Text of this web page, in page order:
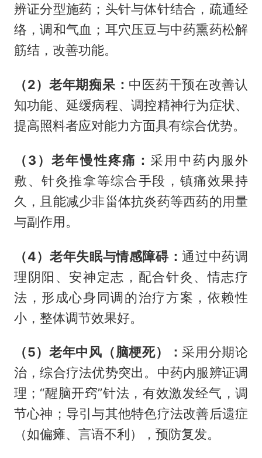
辨证分型施药；头针与体针结合，疏通经
络，调和气血；耳穴压豆与中药熏药松解
筋结，改善功能。
（2）老年期痴呆： 中医药干预在改善认
知功能、延缓病程、调控精神行为症状、
提高照料者应对能力方面具有综合优势。
（3）老年慢性疼痛： 采用中药内服外
敷、针灸推拿等综合手段，镇痛效果持
久，且能减少非甾体抗炎药等西药的用量
与副作用。
（4）老年失眠与情感障碍：通过中药调
理阴阳、安神定志，配合针灸、情志疗
法，形成心身同调的治疗方案，依赖性
小，整体调节效果好。
（5）老年中风（脑梗死）： 采用分期论
治，综合疗法优势突出。中药内服辨证调
理；“醒脑开窍”针法，有效激发经气，调
节心神；导引与其他特色疗法改善后遗症
（如偏瘫、言语不利），预防复发。